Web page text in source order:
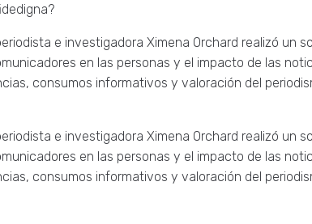
e investigadora Ximena Orchard realizó un
en las personas y el impacto de las
consumos informativos y valoración del
e investigadora Ximena Orchard realizó un
en las personas y el impacto de las
consumos informativos y valoración del